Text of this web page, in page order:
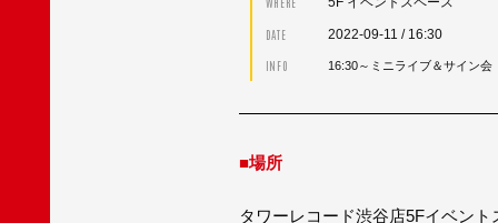
DATE 2022-09-11 / 16:30
INFO 16:30～ミニライブ＆サイン会
■場所
タワーレコード渋谷店5Fイベント